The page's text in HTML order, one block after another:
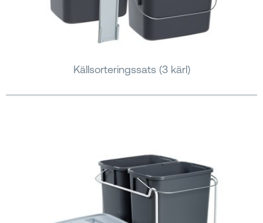
Källsorteringssats (3 kärl)